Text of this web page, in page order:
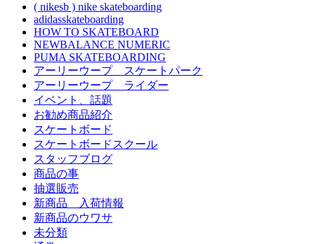
( nikesb ) nike skateboarding
adidasskateboarding
HOW TO SKATEBOARD
NEWBALANCE NUMERIC
PUMA SKATEBOARDING
アーリーウープ スケートパーク
アーリーウープ ライダー
イベント、話題
お勧め商品紹介
スケートボード
スケートボードスクール
スタッフブログ
商品の事
抽選販売
新商品 入荷情報
新商品のウワサ
未分類